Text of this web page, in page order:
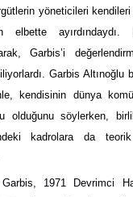
yöneticileri
elbette
Garbis’i
Garbis
kendisinin dünya
olduğunu söylerken,
kadrolara da
1971 Devrimci